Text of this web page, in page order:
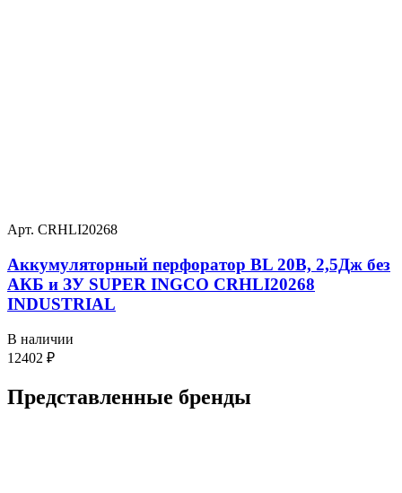
Арт. CRHLI20268
Аккумуляторный перфоратор BL 20В, 2,5Дж без
АКБ и ЗУ SUPER INGCO CRHLI20268
INDUSTRIAL
В наличии
12402 ₽
Представленные бренды